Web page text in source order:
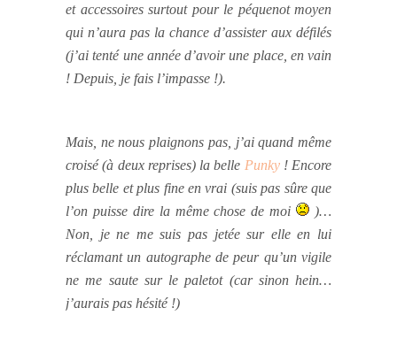
et accessoires surtout pour le péquenot moyen
qui n’aura pas la chance d’assister aux défilés
(j’ai tenté une année d’avoir une place, en vain
! Depuis, je fais l’impasse !).
Mais, ne nous plaignons pas, j’ai quand même
croisé (à deux reprises) la belle Punky! Encore
plus belle et plus fine en vrai (suis pas sûre que
l’on puisse dire la même chose de moi
)…
Non, je ne me suis pas jetée sur elle en lui
réclamant un autographe de peur qu’un vigile
ne me saute sur le paletot (car sinon hein…
j’aurais pas hésité !)